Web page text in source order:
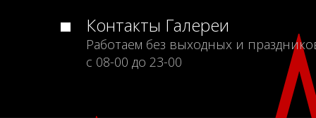
Контакты Галереи
Работаем без выходных и
с 08-00 до 23-00